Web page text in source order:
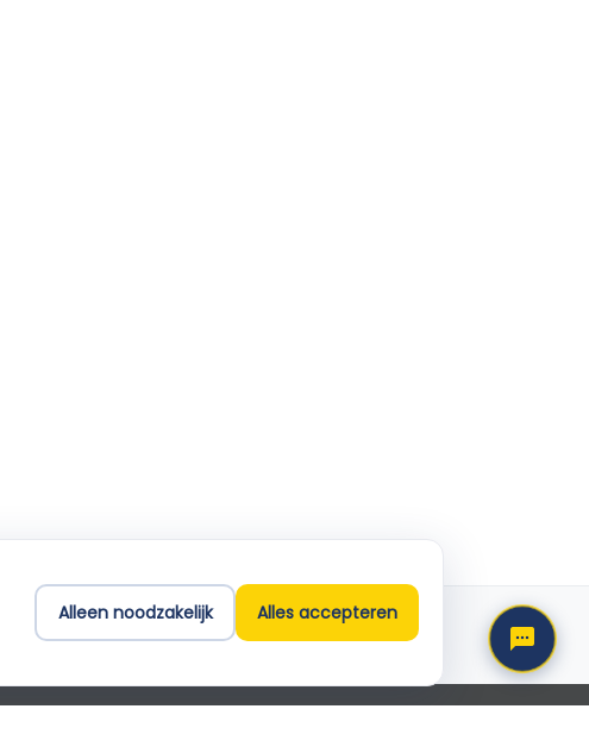
Support
info@empla.nl
Alleen noodzakelijk Alles accepteren